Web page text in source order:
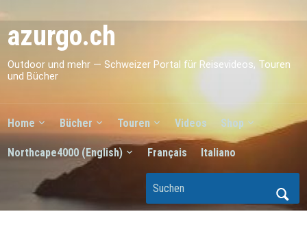
azurgo.ch
Outdoor und mehr — Schweizer Portal für Reisevideos, Touren
und Bücher
Home Bücher Touren Videos Shop
Northcape4000 (English) Français Italiano